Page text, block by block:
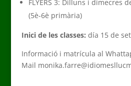
FLYERS 3: Dilluns i dimecres
(5è-6è primària)
Inici de les classes: día 15 de
Informació i matrícula al
Mail